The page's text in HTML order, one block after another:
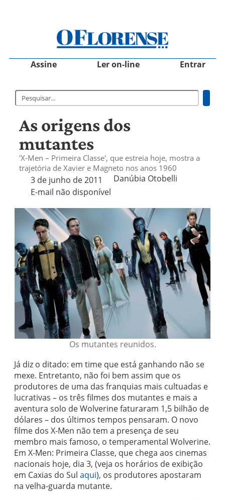
Assine Ler on-line Entrar
As origens dos
mutantes
'X-Men – Primeira Classe', que estreia hoje, mostra a
trajetória de Xavier e Magneto nos anos 1960
3 de junho de 2011
Danúbia Otobelli 
E-mail não disponível
Os mutantes reunidos.
Já diz o ditado: em time que está ganhando não se
mexe. Entretanto, não foi bem assim que os
produtores de uma das franquias mais cultuadas e
lucrativas – os três filmes dos mutantes e mais a
aventura solo de Wolverine faturaram 1,5 bilhão de
dólares – dos últimos tempos pensaram. O novo
filme dos X-Men não tem a presença de seu
membro mais famoso, o temperamental Wolverine.
Em X-Men: Primeira Classe, que chega aos cinemas
nacionais hoje, dia 3, (veja os horários de exibição
em Caxias do Sul aqui), os produtores apostaram
na velha-guarda mutante.